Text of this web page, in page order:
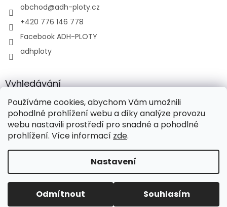
Používáme cookies, abychom Vám umožnili
pohodlné prohlížení webu a díky analýze provozu
webu nastavili prostředí pro snadné a pohodlné
prohlížení. Více informací zde.
Nastavení
Odmítnout Souhlasím
obchod@adh-ploty.cz
+420 776 146 778
Facebook ADH-PLOTY
adhploty
Vyhledávání
HLEDAT
Copyright 2026ADH-PLOTY s.r.o.. Všechna práva
vyhrazena.
Upravit nastavení cookies